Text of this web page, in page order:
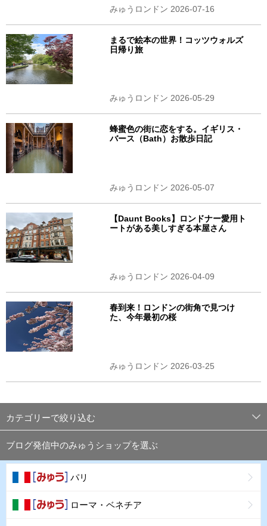
みゅうロンドン 2026-07-16
まるで絵本の世界！コッツウォルズ
日帰り旅
みゅうロンドン 2026-05-29
蜂蜜色の街に恋をする。イギリス・
バース（Bath）お散歩日記
みゅうロンドン 2026-05-07
【Daunt Books】ロンドナー愛用ト
ートがある美しすぎる本屋さん
みゅうロンドン 2026-04-09
春到来！ロンドンの街角で見つけ
た、今年最初の桜
みゅうロンドン 2026-03-25
カテゴリーで絞り込む
ブログ発信中のみゅうショップを選ぶ
パリ
ローマ・ベネチア